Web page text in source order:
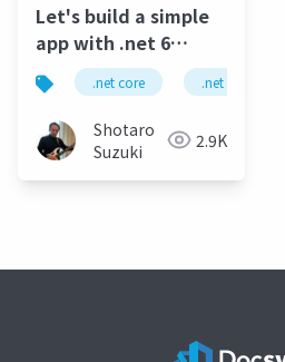
Let's build a simple
app with .net 6
asp.net core web
api, react, and
elastic apm.
.net core .net 6
Shotaro
Suzuki
2.9K